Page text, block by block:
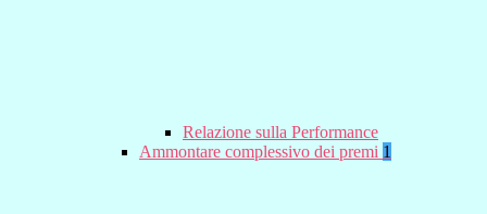
Relazione sulla Performance
Ammontare complessivo dei premi 1